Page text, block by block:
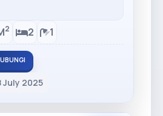
2 2 1
July 2025